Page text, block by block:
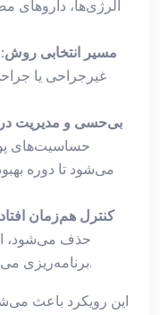
آلرژی‌ها، داروهای
مسیر انتخابی روش:
غیرجراحی یا
بی‌حسی و مدیریت
حساسیت‌های
می‌شود تا دوره
کنترل هم‌زمان
حذف می‌شود،
برنامه‌ریزی می‌شود تا از افتادگی جلوگیری شود.
این رویکرد باعث